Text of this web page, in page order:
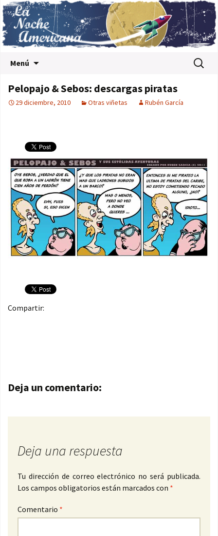
Menú Buscar:
Pelopajo & Sebos: descargas piratas
29 diciembre, 2010 Otras viñetas Rubén García
Compartir:
Navegación de entradas
Deja un comentario:
Deja una respuesta
Tu dirección de correo electrónico no será publicada.
Los campos obligatorios están marcados con *
Comentario *